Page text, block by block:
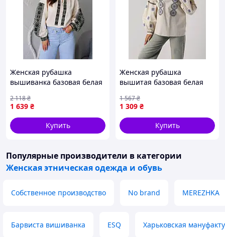
Женская рубашка
вышиванка базовая белая
рукавами и вышивкой
Toyvoo Жіноча Сорочка
вишиванка базова біла
1 639 ₴
2 118₴
Купить
Женская рубашка
вышитая базовая белая
рукавами и голубой
базовой вышивкой Seli
Жіноча сорочка вишивана
базова
1 309 ₴
1 567₴
Купить
Популярные производители в категории
Женская этническая одежда и обувь
Собственное производство No brand MEREZHKA
Барвиста вишиванка ESQ Харьковская